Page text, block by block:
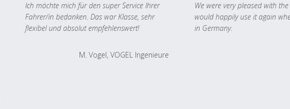
Ich möchte mich für den super Service Ihrer
Fahrer/in bedanken. Das war Klasse, sehr
flexibel und absolut empfehlenswert!
M. Vogel, VOGEL Ingenieure
We were very pleased with
would happily use it again
in Germany.